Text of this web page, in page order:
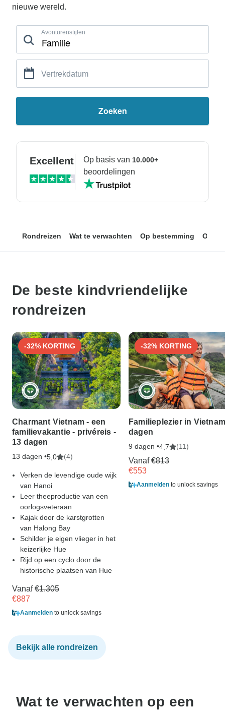
nieuwe wereld.
Avonturenstijlen
Vertrekdatum
Zoeken
Excellent Op basis van 10.000+
beoordelingen
Rondreizen Wat te verwachten Op bestemming Op
De beste kindvriendelijke
rondreizen
-32% KORTING
Charmant Vietnam - een
familievakantie - privéreis -
13 dagen
13 dagen •5,0 (4)
Verken de levendige oude wijk
van Hanoi
Leer theeproductie van een
oorlogsveteraan
Kajak door de karstgrotten
van Halong Bay
Schilder je eigen vlieger in het
keizerlijke Hue
Rijd op een cyclo door de
historische plaatsen van Hue
Vanaf€1.305
€887
Aanmelden to unlock savings
-32% KORTING
Familieplezier in
dagen
9 dagen •4,7 (11)
Vanaf€813
€553
Aanmelden to unlock savings
Bekijk alle rondreizen
Wat te verwachten op een